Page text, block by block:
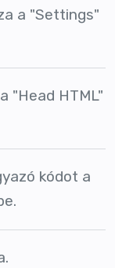
a "Settings"
"Head HTML"
kódot a